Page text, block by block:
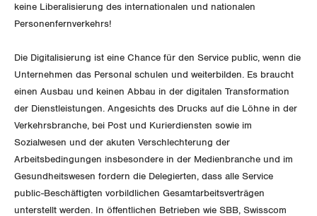
Landesstreik
NEWSLETTER
Bestellformular
DER SGB
WIR ÜBER UNS
GREMIEN
Präsidialausschuss
Feministische Kommission
ZENTRALSEKRETARIAT
KANTONALE BÜNDE
ANGESCHLOSSENE VERBÄNDE
Publikationen
Artikel
Medienmitteilungen
Dossier
Kontakt
keine Liberalisierung des internationalen und nationalen
Personenfernverkehrs!
Die Digitalisierung ist eine Chance für den Service public, wenn die
Unternehmen das Personal schulen und weiterbilden. Es braucht
einen Ausbau und keinen Abbau in der digitalen Transformation
der Dienstleistungen. Angesichts des Drucks auf die Löhne in der
Verkehrsbranche, bei Post und Kurierdiensten sowie im
Sozialwesen und der akuten Verschlechterung der
Arbeitsbedingungen insbesondere in der Medienbranche und im
Gesundheitswesen fordern die Delegierten, dass alle Service
public-Beschäftigten vorbildlichen Gesamtarbeitsverträgen
unterstellt werden. In öffentlichen Betrieben wie SBB, Swisscom